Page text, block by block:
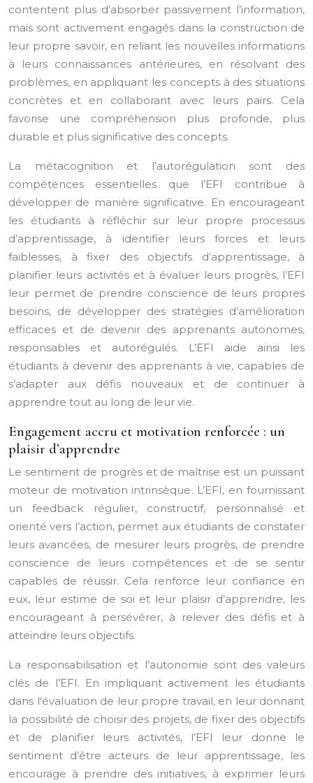
contentent plus d’absorber passivement l’information,
mais sont activement engagés dans la construction de
leur propre savoir, en reliant les nouvelles informations
à leurs connaissances antérieures, en résolvant des
problèmes, en appliquant les concepts à des situations
concrètes et en collaborant avec leurs pairs. Cela
favorise une compréhension plus profonde, plus
durable et plus significative des concepts.
La métacognition et l’autorégulation sont des
compétences essentielles que l’EFI contribue à
développer de manière significative. En encourageant
les étudiants à réfléchir sur leur propre processus
d’apprentissage, à identifier leurs forces et leurs
faiblesses, à fixer des objectifs d’apprentissage, à
planifier leurs activités et à évaluer leurs progrès, l’EFI
leur permet de prendre conscience de leurs propres
besoins, de développer des stratégies d’amélioration
efficaces et de devenir des apprenants autonomes,
responsables et autorégulés. L’EFI aide ainsi les
étudiants à devenir des apprenants à vie, capables de
s’adapter aux défis nouveaux et de continuer à
apprendre tout au long de leur vie.
Engagement accru et motivation renforcée : un
plaisir d’apprendre
Le sentiment de progrès et de maîtrise est un puissant
moteur de motivation intrinsèque. L’EFI, en fournissant
un feedback régulier, constructif, personnalisé et
orienté vers l’action, permet aux étudiants de constater
leurs avancées, de mesurer leurs progrès, de prendre
conscience de leurs compétences et de se sentir
capables de réussir. Cela renforce leur confiance en
eux, leur estime de soi et leur plaisir d’apprendre, les
encourageant à persévérer, à relever des défis et à
atteindre leurs objectifs.
La responsabilisation et l’autonomie sont des valeurs
clés de l’EFI. En impliquant activement les étudiants
dans l’évaluation de leur propre travail, en leur donnant
la possibilité de choisir des projets, de fixer des objectifs
et de planifier leurs activités, l’EFI leur donne le
sentiment d’être acteurs de leur apprentissage, les
encourage à prendre des initiatives, à exprimer leurs